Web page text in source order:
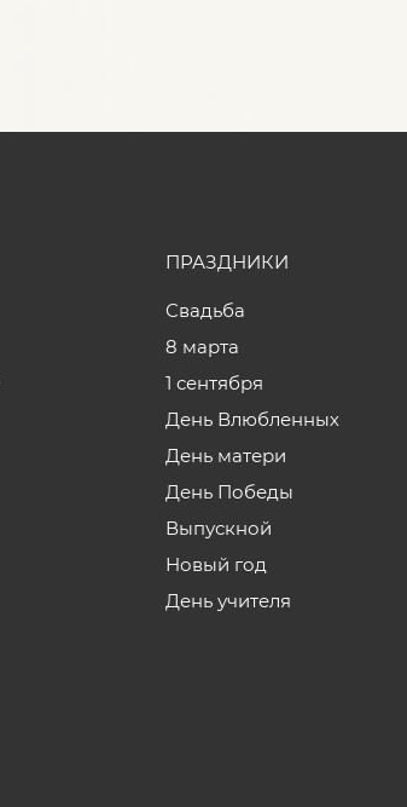
ПРАЗДНИКИ
Свадьба
8 марта
1 сентября
День Влюбленных
День матери
День Победы
Выпускной
Новый год
День учителя